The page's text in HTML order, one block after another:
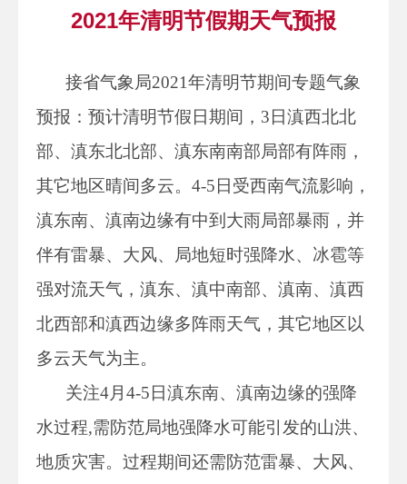
2021年清明节假期天气预报
接省气象局2021年清明节期间专题气象
预报：预计清明节假日期间，3日滇西北北
部、滇东北北部、滇东南南部局部有阵雨，
其它地区晴间多云。4-5日受西南气流影响，
滇东南、滇南边缘有中到大雨局部暴雨，并
伴有雷暴、大风、局地短时强降水、冰雹等
强对流天气，滇东、滇中南部、滇南、滇西
北西部和滇西边缘多阵雨天气，其它地区以
多云天气为主。
关注4月4-5日滇东南、滇南边缘的强降
水过程,需防范局地强降水可能引发的山洪、
地质灾害。过程期间还需防范雷暴、大风、